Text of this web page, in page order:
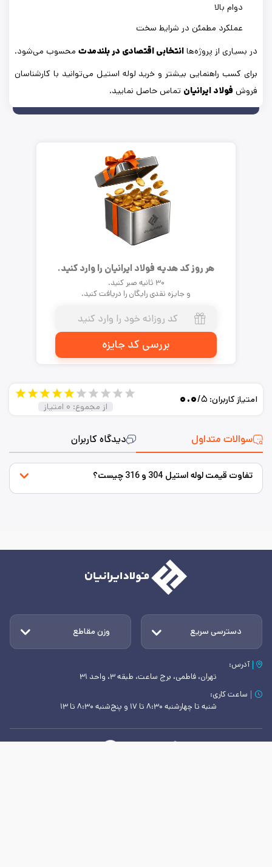
دوام بالا
عملکرد مطمئن در شرایط سخت
در بسیاری از پروژه‌ها انتخابی اقتصادی در بلندمدت محسوب می‌شود.
برای کسب راهنمایی بیشتر و خرید لوله استیل می‌توانید با کارشناسان
فروش فولاد ایرانیان تماس حاصل نمایید.
هر روز کد هدیه فولاد ایرانیان را وارد کنید.
۳۰ ثانیه صبر کنید.
و جایزه نقدی رایگان را دریافت کنید.
بررسی کد جایزه
سوالات متداول دیدگاه کاربران
امتیاز کاربران: ۰.۰/۵
از مجموع: ۰ امتیاز
تفاوت قیمت لوله استیل 304 و 316 چیست؟
دسترسی سریع وزن مقاطع
آدرس:
تهران، فاطمی، برج ساعت، طبقه ۳، واحد ۳۱
ساعت کاری:
شنبه تا چهارشنبه ۸:۳۰ تا ۱۷ و پنج‌شنبه ۸:۳۰ تا ۱۳